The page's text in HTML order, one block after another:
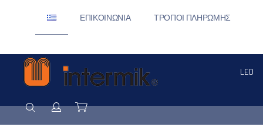
ΕΠΙΚΟΙΝΩΝΊΑ ΤΡΌΠΟΙ ΠΛΗΡΩΜΉΣ
LED
ΑΝΑΖΉΤΗΣΗ
Σύνδεση / Εγγραφή
Καλάθι